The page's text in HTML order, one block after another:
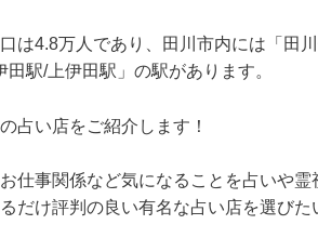
は4.8万人であり、田川市内には「田
駅/上伊田駅」の駅があります。
占い店をご紹介します！
仕事関係など気になることを占いや
だけ評判の良い有名な占い店を選びた